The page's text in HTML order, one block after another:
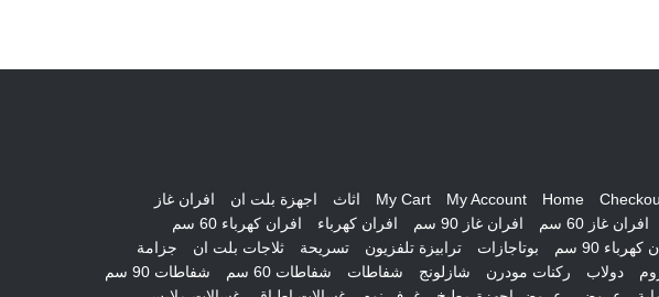
Home
My Account
My Cart اثاث اجهزة بلت ان
افران غاز
افران غاز 60 سم
افران غاز 90 سم افران كهرباء
افران كهرباء 60 سم
كهرباء 90 سم
بوتاجازات ترابيزة تلفزيون تسريحة ثلاجات بلت ان
جزامة
دولاب ركنات مودرن شازلونج شفاطات شفاطات 60 سم
شفاطات 90 سم